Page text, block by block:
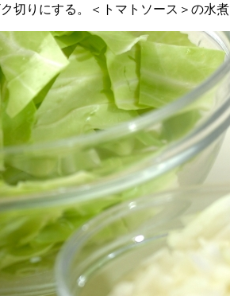
切りにする。＜トマトソース＞の水